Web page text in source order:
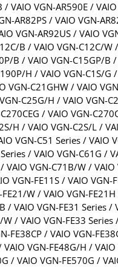
VGN-AR590E /
AR82PS / VAIO VGN-
VGN-AR92US / VAIO
B / VAIO VGN-C12C/
B / VAIO VGN-C15GP/
H / VAIO VGN-C1S/
C21GHW / VAIO
C25G/H / VAIO VGN-
/ VAIO VGN-
H / VAIO VGN-C2S/L /
VGN-C51 Series /
/ VAIO VGN-C61G /
VGN-C71B/W /
FE11S / VAIO
W / VAIO VGN-
VAIO VGN-FE31 Series
/ VAIO VGN-FE33
/ VAIO VGN-
VGN-FE48G/H /
VAIO VGN-FE570G /